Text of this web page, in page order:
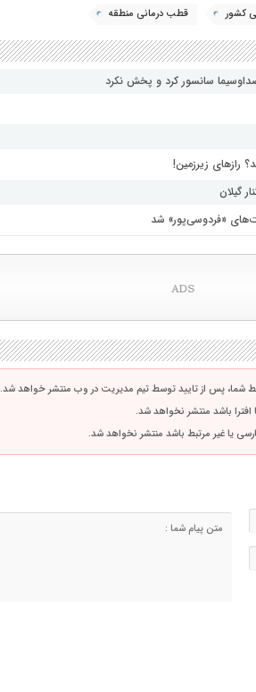
کشور قطب درمانی منطقه
سانسور کرد و پخش نکرد
رازهای زیرزمین!
گیلان
«فردوسی‌پور» شد
شما، پس از تایید توسط تیم مدیریت در وب منتشر خواهد شد.
باشد منتشر نخواهد شد.
یا غیر مرتبط باشد منتشر نخواهد شد.